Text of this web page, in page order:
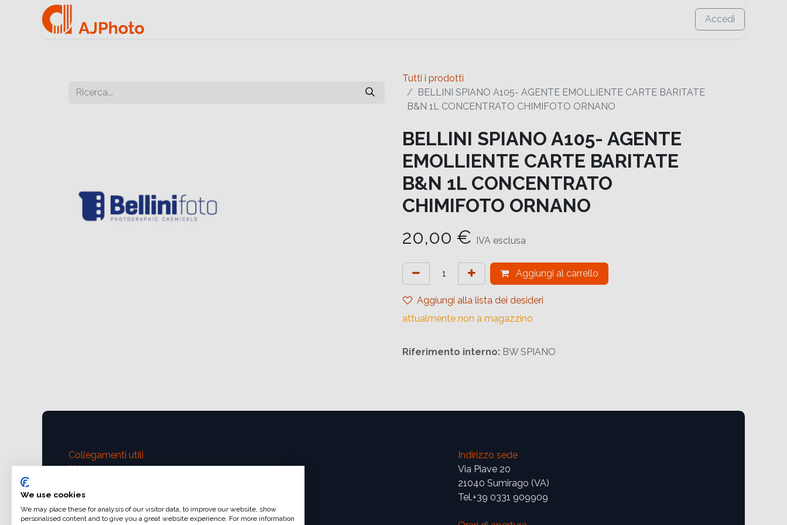
Accedi
Tutti i prodotti
BELLINI SPIANO A105- AGENTE EMOLLIENTE CARTE BARITATE
B&N 1L CONCENTRATO CHIMIFOTO ORNANO
BELLINI SPIANO A105- AGENTE
EMOLLIENTE CARTE BARITATE
B&N 1L CONCENTRATO
CHIMIFOTO ORNANO
20,00 € IVA esclusa
Aggiungi al carrello
Aggiungi alla lista dei desideri
attualmente non a magazzino
Riferimento interno: BW SPIANO
Collegamenti utili
Home
Dati di fatturazione
Iva e fatturazione
Indirizzo sede
Via Piave 20
21040 Sumirago (VA)
Tel.+39 0331 909909
We use cookies
We may place these for analysis of our visitor data, to improve our website, show
personalised content and to give you a great website experience. For more information